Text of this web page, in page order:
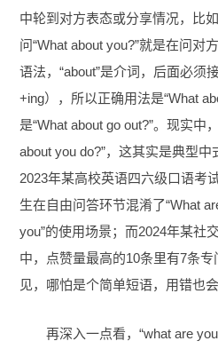
中轮到对方表态或分享情况，比
问“What about you?”就是在问对
语法，“about”是介词，后面必须
+ing），所以正确用法是“What
是“What about go out?”。现实中
about you do?”，这其实是典型中
2023年某高校英语四六级口语考
生在自由问答环节混淆了“What
you”的使用场景；而2024年某社
中，点赞量最高的10条里有7条
见，哪怕是个简单短语，用错也会
再深入一点看，“what are